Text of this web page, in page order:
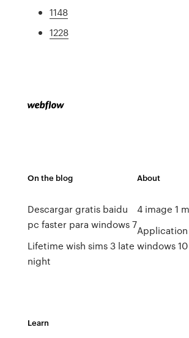
1148
1228
On the blog
Descargar gratis baidu
pc faster para windows 7
Lifetime wish sims 3 late
night
About
4 image 1
windows 10
Learn